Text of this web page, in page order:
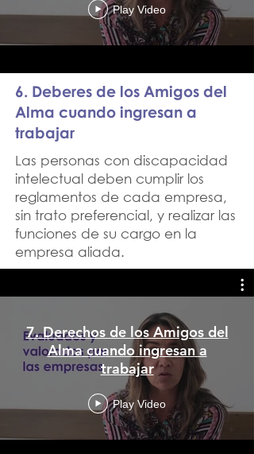
Play Video
6. Deberes de los Amigos del
Alma cuando ingresan a
trabajar
Las personas con discapacidad
intelectual deben cumplir los
reglamentos de cada empresa,
sin trato preferencial, y realizar las
funciones de su cargo en la
empresa aliada.
7. Derechos de los Amigos del
Alma cuando ingresan a
trabajar
Play Video